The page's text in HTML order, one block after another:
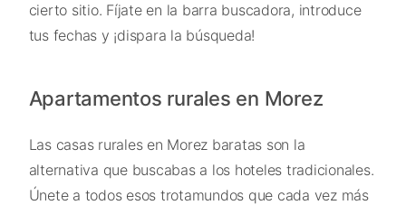
cierto sitio. Fíjate en la barra buscadora, introduce
tus fechas y ¡dispara la búsqueda!
Apartamentos rurales en Morez
Las casas rurales en Morez baratas son la
alternativa que buscabas a los hoteles tradicionales.
Únete a todos esos trotamundos que cada vez más